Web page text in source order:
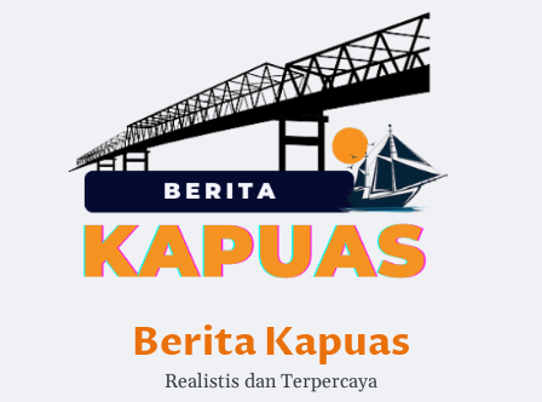
Berita Kapuas
Realistis dan Terpercaya